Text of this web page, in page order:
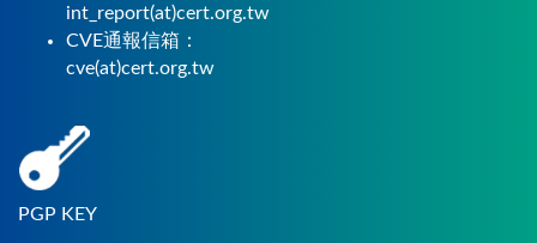
int_report(at)cert.org.tw
CVE通報信箱：
cve(at)cert.org.tw
PGP KEY